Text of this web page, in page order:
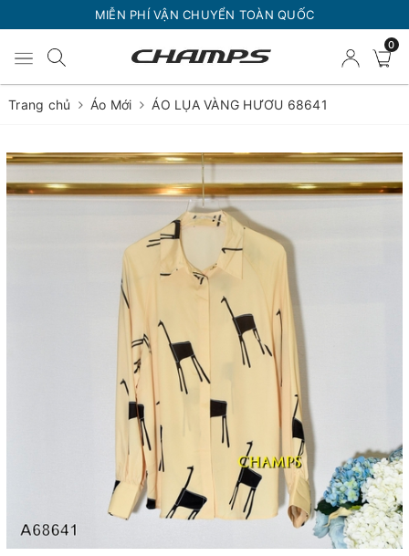
MIỄN PHÍ VẬN CHUYỂN TOÀN QUỐC
0
Trang chủ Áo Mới ÁO LỤA VÀNG HƯƠU 68641